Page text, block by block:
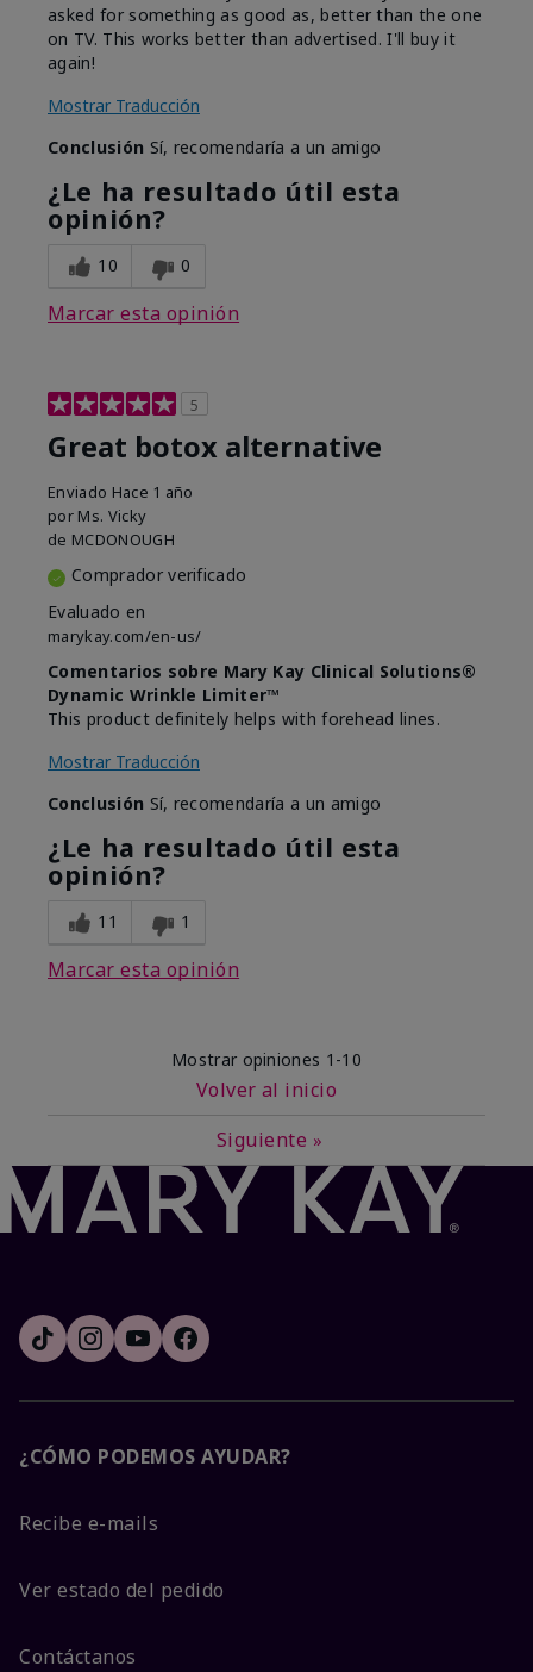
asked for something as good as, better than the one
on TV. This works better than advertised. I'll buy it
again!
Mostrar Traducción
Conclusión Sí, recomendaría a un amigo
¿Le ha resultado útil esta
opinión?
10 0
Marcar esta opinión
5
Great botox alternative
Enviado Hace 1 año
por Ms. Vicky
de MCDONOUGH
Comprador verificado
Evaluado en
marykay.com/en-us/
Comentarios sobre Mary Kay Clinical Solutions®
Dynamic Wrinkle Limiter™
This product definitely helps with forehead lines.
Mostrar Traducción
Conclusión Sí, recomendaría a un amigo
¿Le ha resultado útil esta
opinión?
11 1
Marcar esta opinión
Mostrar opiniones 1-10
Volver al inicio
Siguiente »
¿CÓMO PODEMOS AYUDAR?
Recibe e-mails
Ver estado del pedido
Contáctanos